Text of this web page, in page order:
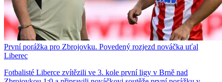
První porážka pro Zbrojovku. Povedený rozjezd nováčka uťal
Liberec
Fotbalisté Liberce zvítězili ve 3. kole první ligy v Brně nad